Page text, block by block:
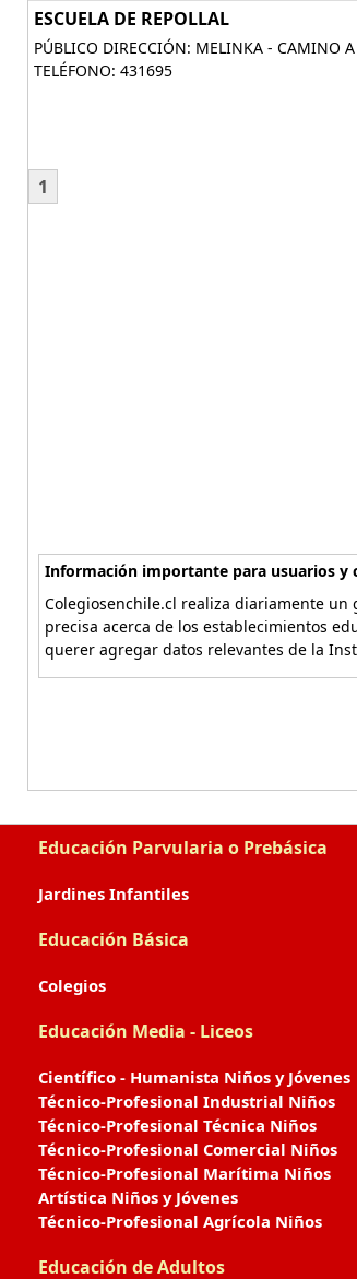
ESCUELA DE REPOLLAL
PÚBLICO DIRECCIÓN: MELINKA - CAMINO A
TELÉFONO: 431695
1
Información importante para usuarios y
Colegiosenchile.cl realiza diariamente
precisa acerca de los establecimientos
querer agregar datos relevantes de la
Educación Parvularia o Prebásica
Jardines Infantiles
Educación Básica
Colegios
Educación Media - Liceos
Científico - Humanista Niños y Jóvenes
Técnico-Profesional Industrial Niños
Técnico-Profesional Técnica Niños
Técnico-Profesional Comercial Niños
Técnico-Profesional Marítima Niños
Artística Niños y Jóvenes
Técnico-Profesional Agrícola Niños
Educación de Adultos